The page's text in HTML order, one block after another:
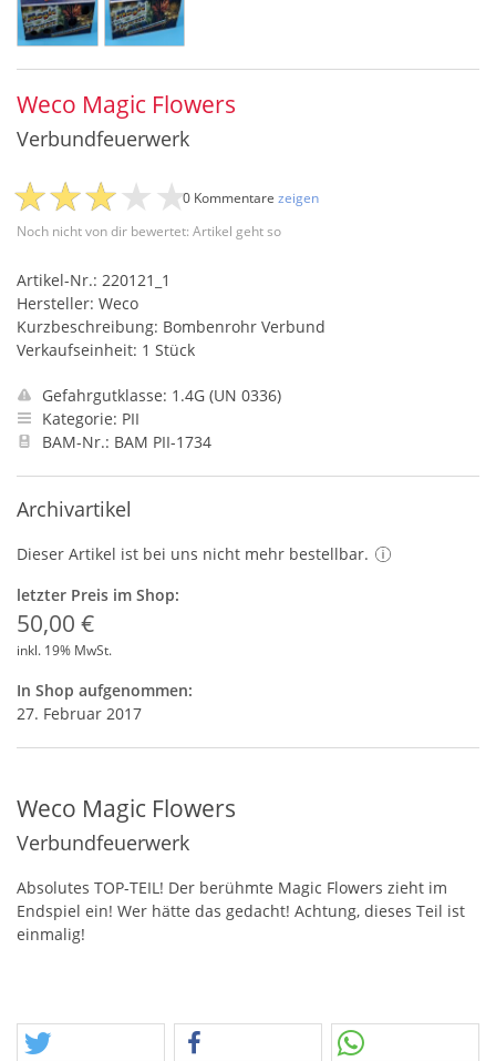
Weco Magic Flowers
Verbundfeuerwerk
Noch nicht von dir bewertet: Artikel geht so
0 Kommentare zeigen
Artikel-Nr.: 220121_1
Hersteller: Weco
Kurzbeschreibung: Bombenrohr Verbund
Verkaufseinheit: 1 Stück
Gefahrgutklasse: 1.4G (UN 0336)
Kategorie: PII
BAM-Nr.: BAM PII-1734
Archivartikel
Dieser Artikel ist bei uns nicht mehr bestellbar.
letzter Preis im Shop:
50,00 €
inkl. 19% MwSt.
In Shop aufgenommen:
27. Februar 2017
Weco Magic Flowers
Verbundfeuerwerk
Absolutes TOP-TEIL ! Der berühmte Magic Flowers zieht im
Endspiel ein! Wer hätte das gedacht! Achtung, dieses Teil ist
einmalig!